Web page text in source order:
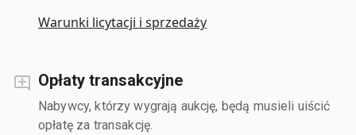
Warunki licytacji i sprzedaży
Opłaty transakcyjne
Nabywcy, którzy wygrają aukcję, będą musieli uiścić
opłatę za transakcję.